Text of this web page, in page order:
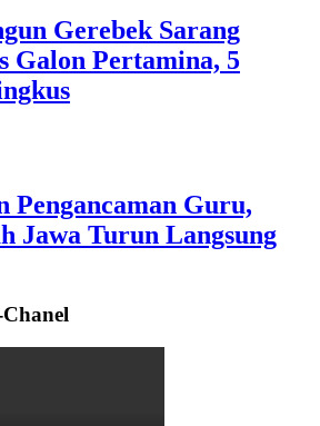
Gerebek Sarang
Galon Pertamina, 5
Pengancaman Guru,
Jawa Turun Langsung